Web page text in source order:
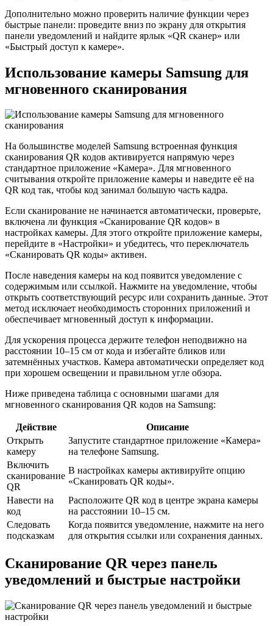
Дополнительно можно проверить наличие функции через
быстрые панели: проведите вниз по экрану для открытия
панели уведомлений и найдите ярлык «QR сканер» или
«Быстрый доступ к камере».
Использование камеры Samsung для
мгновенного сканирования
На большинстве моделей Samsung встроенная функция
сканирования QR кодов активируется напрямую через
стандартное приложение «Камера». Для мгновенного
считывания откройте приложение камеры и наведите её на
QR код так, чтобы код занимал большую часть кадра.
Если сканирование не начинается автоматически, проверьте,
включена ли функция «Сканирование QR кодов» в
настройках камеры. Для этого откройте приложение камеры,
перейдите в «Настройки» и убедитесь, что переключатель
«Сканировать QR коды» активен.
После наведения камеры на код появится уведомление с
содержимым или ссылкой. Нажмите на уведомление, чтобы
открыть соответствующий ресурс или сохранить данные. Этот
метод исключает необходимость сторонних приложений и
обеспечивает мгновенный доступ к информации.
Для ускорения процесса держите телефон неподвижно на
расстоянии 10–15 см от кода и избегайте бликов или
затемнённых участков. Камера автоматически определяет код
при хорошем освещении и правильном угле обзора.
Ниже приведена таблица с основными шагами для
мгновенного сканирования QR кодов на Samsung:
Действие
Описание
Открыть
камеру
Запустите стандартное приложение «Камера»
на телефоне Samsung.
Включить
сканирование
QR
В настройках камеры активируйте опцию
«Сканировать QR коды».
Навести на
код
Расположите QR код в центре экрана камеры
на расстоянии 10–15 см.
Следовать
подсказкам
Когда появится уведомление, нажмите на него
для открытия ссылки или сохранения данных.
Сканирование QR через панель
уведомлений и быстрые настройки